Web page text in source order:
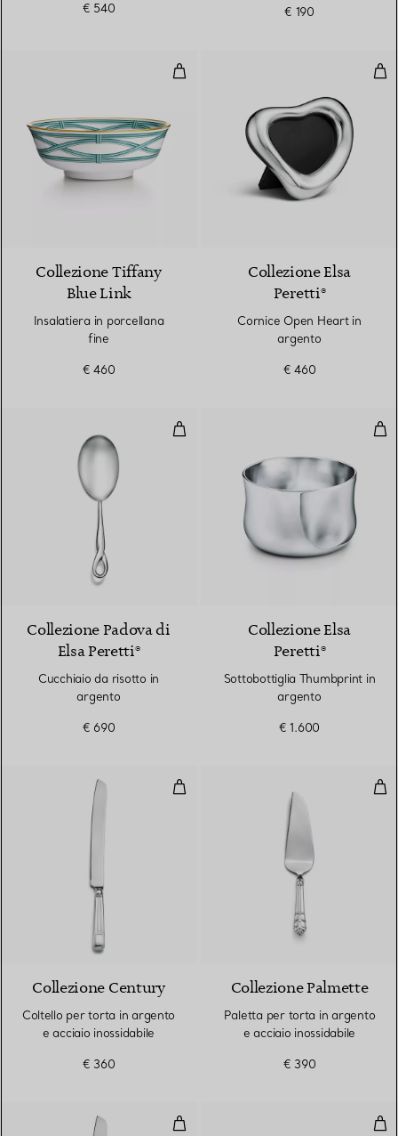
€ 540
€ 190
Insalatiera in porcellana fine
Collezione Tiffany
Blue Link
Insalatiera in porcellana
fine
€ 460
Collezione Elsa
Peretti®
Cornice Open Heart in
argento
€ 460
Cucchiaio da risotto in argento
Collezione Padova di
Elsa Peretti®
Cucchiaio da risotto in
argento
€ 690
Collezione Elsa
Peretti®
Sottobottiglia Thumbprint in
argento
€ 1.600
Coltello per torta in argento e
Collezione Century
Coltello per torta in argento
e acciaio inossidabile
€ 360
Collezione Palmette
Paletta per torta in argento
e acciaio inossidabile
€ 390
Coltello da torta in argento e